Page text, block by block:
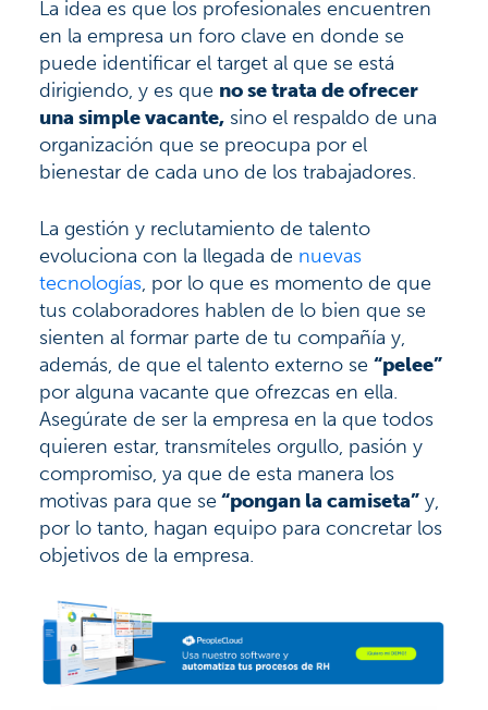
La idea es que los profesionales encuentren
en la empresa un foro clave en donde se
puede identificar el target al que se está
dirigiendo, y es que no se trata de ofrecer
una simple vacante, sino el respaldo de una
organización que se preocupa por el
bienestar de cada uno de los trabajadores.
La gestión y reclutamiento de talento
evoluciona con la llegada de nuevas
tecnologías, por lo que es momento de que
tus colaboradores hablen de lo bien que se
sienten al formar parte de tu compañía y,
además, de que el talento externo se “pelee”
por alguna vacante que ofrezcas en ella.
Asegúrate de ser la empresa en la que todos
quieren estar, transmíteles orgullo, pasión y
compromiso, ya que de esta manera los
motivas para que se “pongan la camiseta” y,
por lo tanto, hagan equipo para concretar los
objetivos de la empresa.